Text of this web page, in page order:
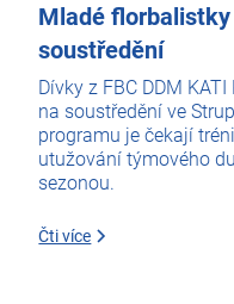
Mladé
soustředění
Dívky z FBC DDM
na soustředění ve
programu je čekají
utužování týmového
sezonou.
Čti více